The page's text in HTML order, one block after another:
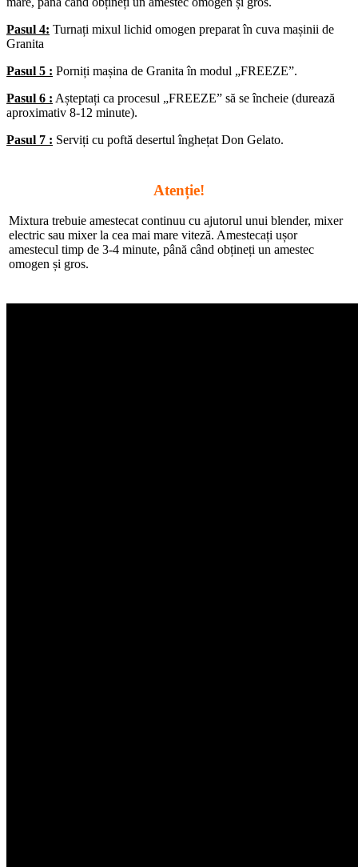
Pasul 4: Turnați mixul lichid omogen preparat în cuva mașinii de
Granita
Pasul 5 : Porniți mașina de Granita în modul „FREEZE”.
Pasul 6 : Așteptați ca procesul „FREEZE” să se încheie (durează
aproximativ 8-12 minute).
Pasul 7 : Serviți cu poftă desertul înghețat Don Gelato.
Atenție!
Mixtura trebuie amestecat continuu cu ajutorul unui blender, mixer
electric sau mixer la cea mai mare viteză. Amestecați ușor
amestecul timp de 3-4 minute, până când obțineți un amestec
omogen și gros.